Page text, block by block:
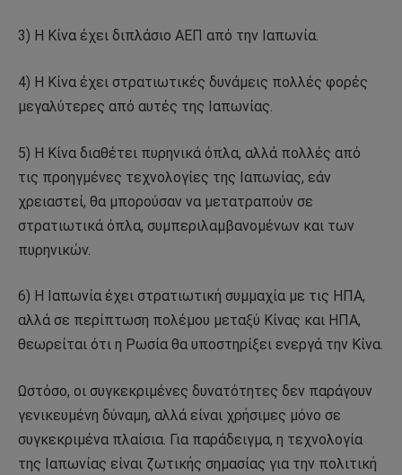
3) Η Κίνα έχει διπλάσιο ΑΕΠ από την Ιαπωνία.
4) Η Κίνα έχει στρατιωτικές δυνάμεις πολλές φορές
μεγαλύτερες από αυτές της Ιαπωνίας.
5) Η Κίνα διαθέτει πυρηνικά όπλα, αλλά πολλές από
τις προηγμένες τεχνολογίες της Ιαπωνίας, εάν
χρειαστεί, θα μπορούσαν να μετατραπούν σε
στρατιωτικά όπλα, συμπεριλαμβανομένων και των
πυρηνικών.
6) Η Ιαπωνία έχει στρατιωτική συμμαχία με τις ΗΠΑ,
αλλά σε περίπτωση πολέμου μεταξύ Κίνας και ΗΠΑ,
θεωρείται ότι η Ρωσία θα υποστηρίξει ενεργά την Κίνα.
Ωστόσο, οι συγκεκριμένες δυνατότητες δεν παράγουν
γενικευμένη δύναμη, αλλά είναι χρήσιμες μόνο σε
συγκεκριμένα πλαίσια. Για παράδειγμα, η τεχνολογία
της Ιαπωνίας είναι ζωτικής σημασίας για την πολιτική